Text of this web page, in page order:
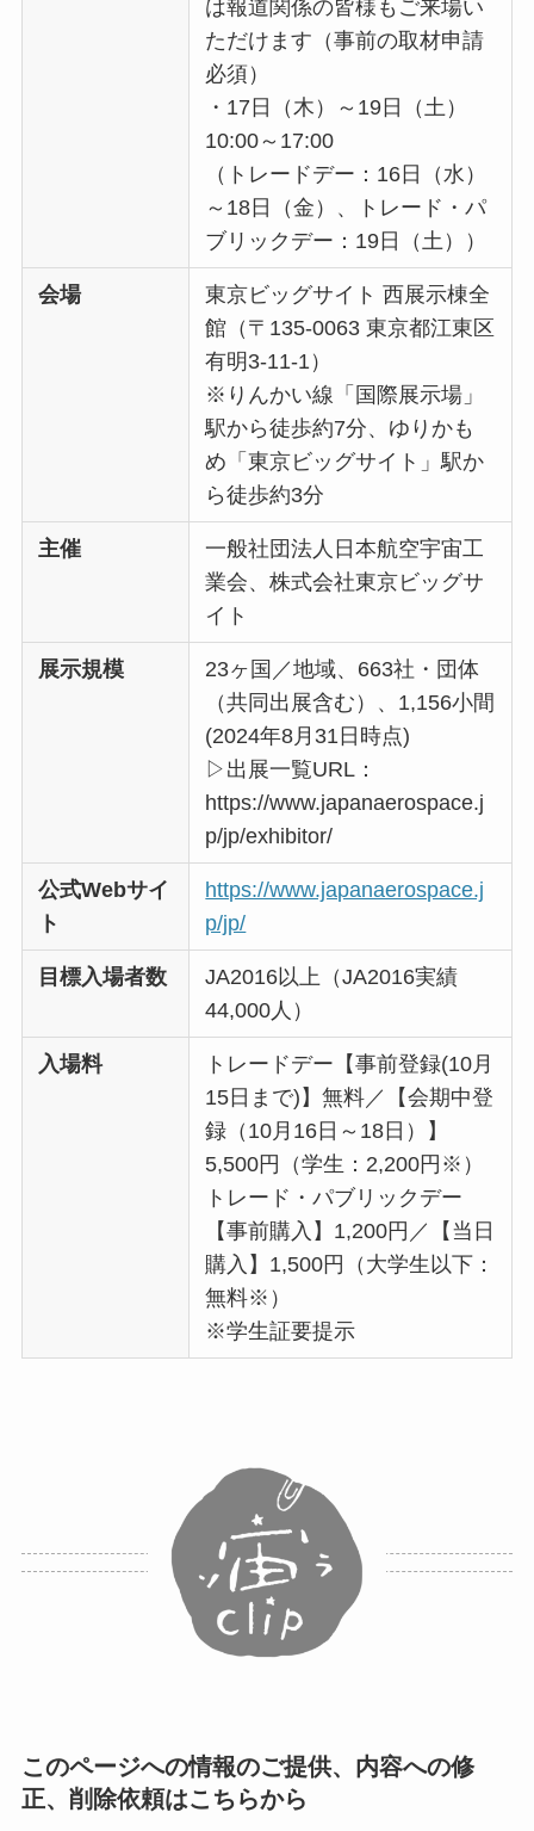
は報道関係の皆様もご来場い
ただけます（事前の取材申請
必須）
・17日（木）～19日（土）
10:00～17:00
（トレードデー：16日（水）
～18日（金）、トレード・パ
ブリックデー：19日（土））
会場
東京ビッグサイト 西展示棟全
館（〒135-0063 東京都江東区
有明3-11-1）
※りんかい線「国際展示場」
駅から徒歩約7分、ゆりかも
め「東京ビッグサイト」駅か
ら徒歩約3分
主催
一般社団法人日本航空宇宙工
業会、株式会社東京ビッグサ
イト
展示規模
23ヶ国／地域、663社・団体
（共同出展含む）、1,156小間
(2024年8月31日時点)
▷出展一覧URL：
https://www.japanaerospace.j
p/jp/exhibitor/
公式Webサイ
ト
https://www.japanaerospace.j
p/jp/
目標入場者数
JA2016以上（JA2016実績
44,000人）
入場料
トレードデー【事前登録(10月
15日まで)】無料／【会期中登
録（10月16日～18日）】
5,500円（学生：2,200円※）
トレード・パブリックデー
【事前購入】1,200円／【当日
購入】1,500円（大学生以下：
無料※）
※学生証要提示
このページへの情報のご提供、内容への修
正、削除依頼はこちらから